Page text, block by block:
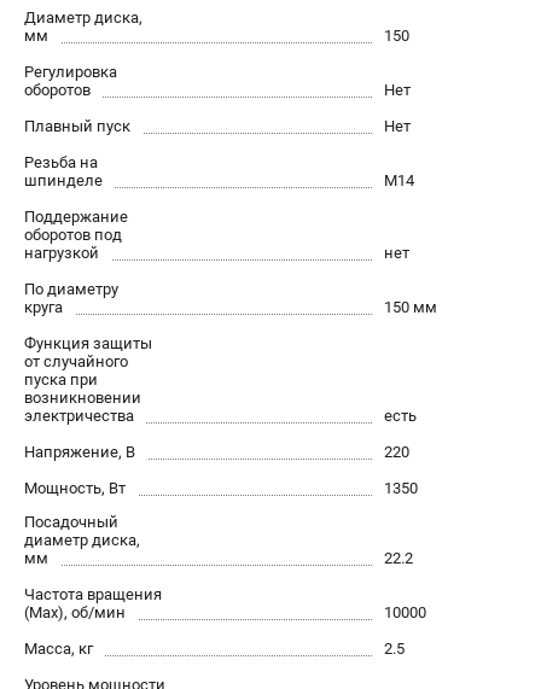
Юридическим лицам
Контакты
Правила обмена и возврата
Способы оплаты
О компании
О бренде
Политика обработки персональных данных
Новости
Пользовательское соглашение
СЕТЕВОЙ ЭЛЕКТРОИНСТРУМЕНТ
Угловые шлифмашины (УШМ)
Лобзики
Пылесосы
АККУМУЛЯТОРНЫЙ ИНСТРУМЕНТ
Аккумуляторные перфораторы
Диаметр диска,
мм
150
Регулировка
оборотов
Нет
Плавный пуск
Нет
Резьба на
шпинделе
М14
Поддержание
оборотов под
нагрузкой
нет
По диаметру
круга
150 мм
Функция защиты
от случайного
пуска при
возникновении
электричества
есть
Напряжение, В
220
Мощность, Вт
1350
Посадочный
диаметр диска,
мм
22.2
Частота вращения
(Max), об/мин
10000
Масса, кг
2.5
Уровень мощности